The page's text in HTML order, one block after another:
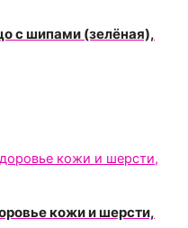
с шипами (зелёная),
кожи и шерсти,